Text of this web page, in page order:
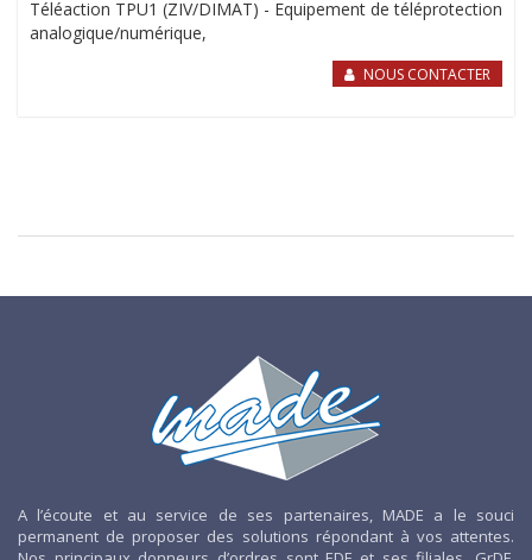
Téléaction TPU1 (ZIV/DIMAT) - Equipement de téléprotection
analogique/numérique,
NOUS CONTACTER
A l’écoute et au service de ses partenaires, MADE a le souci
permanent de proposer des solutions répondant à vos attentes.